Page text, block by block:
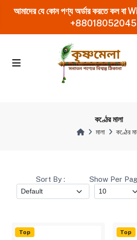
আমাদের যে কোন পণ্য অর্ডার করতে কল
কণ্ঠের মালা
মালা কণ্ঠের
Sort By : Show Per
Top Top